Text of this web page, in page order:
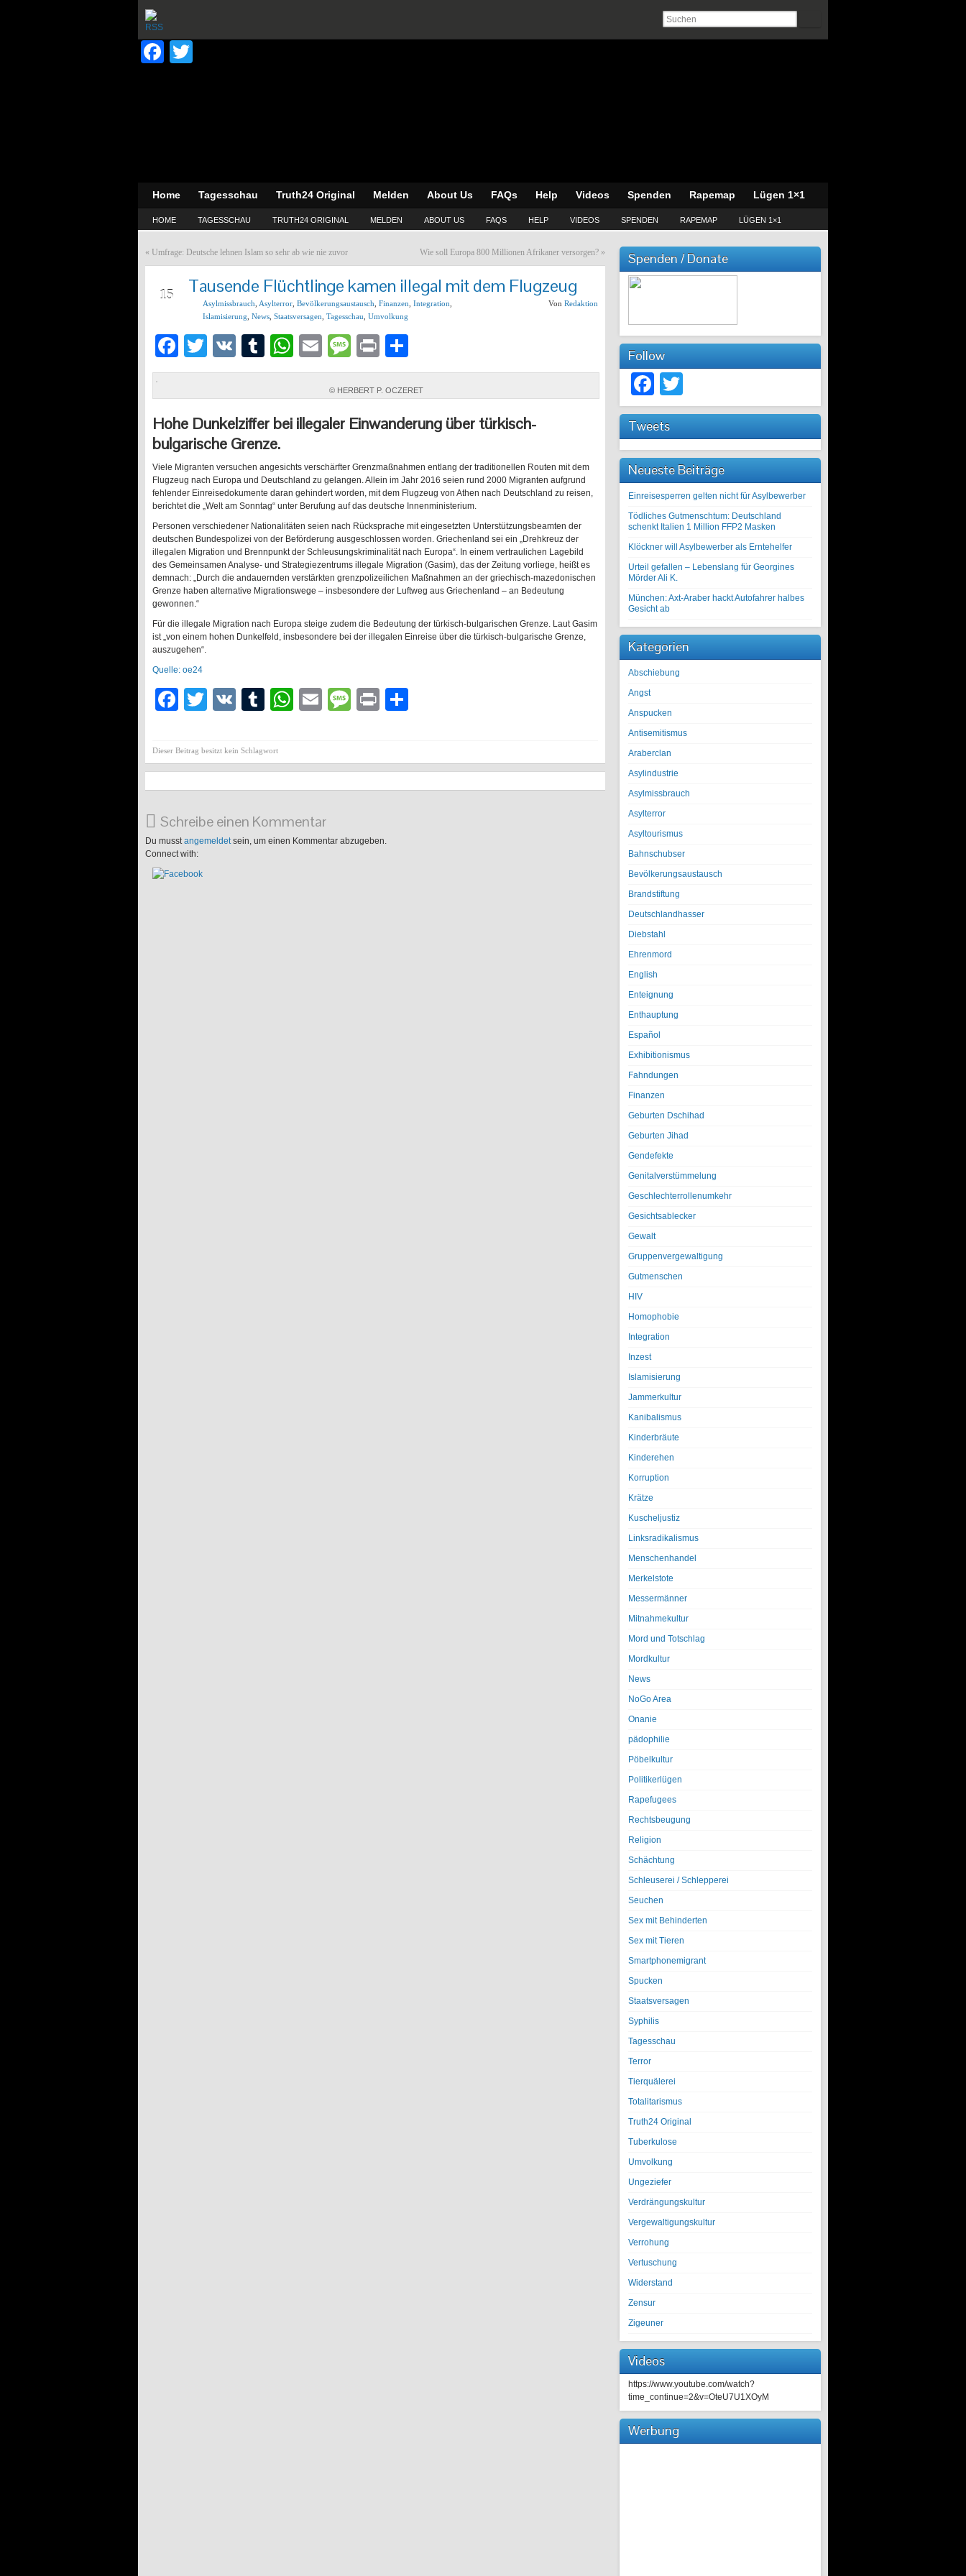
Facebook
Home Tagesschau Truth24 Original Melden About Us FAQs Help Videos Spenden Rapemap Lügen 1×1
HOME TAGESSCHAU TRUTH24 ORIGINAL MELDEN ABOUT US FAQS HELP VIDEOS SPENDEN RAPEMAP LÜGEN 1×1
« Umfrage: Deutsche lehnen Islam so sehr ab wie nie zuvor Wie soll Europa 800 Millionen Afrikaner versorgen? »
15 Tausende Flüchtlinge kamen illegal mit dem Flugzeug
Asylmissbrauch Asylterror Bevölkerungsaustausch Finanzen Integration
Islamisierung News Staatsversagen Tagesschau Umvolkung
Von Redaktion
Facebook
Twitter
VK Tumblr
WhatsApp
EmailMessage
Print
© HERBERT P. OCZERET
Hohe Dunkelziffer bei illegaler Einwanderung über türkisch-
bulgarische Grenze.
Viele Migranten versuchen angesichts verschärfter Grenzmaßnahmen entlang der traditionellen Routen mit dem
Flugzeug nach Europa und Deutschland zu gelangen. Allein im Jahr 2016 seien rund 2000 Migranten aufgrund
fehlender Einreisedokumente daran gehindert worden, mit dem Flugzeug von Athen nach Deutschland zu reisen,
berichtet die „Welt am Sonntag“ unter Berufung auf das deutsche Innenministerium.
Personen verschiedener Nationalitäten seien nach Rücksprache mit eingesetzten Unterstützungsbeamten der
deutschen Bundespolizei von der Beförderung ausgeschlossen worden. Griechenland sei ein „Drehkreuz der
illegalen Migration und Brennpunkt der Schleusungskriminalität nach Europa“. In einem vertraulichen Lagebild
des Gemeinsamen Analyse- und Strategiezentrums illegale Migration (Gasim), das der Zeitung vorliege, heißt es
demnach: „Durch die andauernden verstärkten grenzpolizeilichen Maßnahmen an der griechisch-mazedonischen
Grenze haben alternative Migrationswege – insbesondere der Luftweg aus Griechenland – an Bedeutung
gewonnen.“
Für die illegale Migration nach Europa steige zudem die Bedeutung der türkisch-bulgarischen Grenze. Laut Gasim
ist „von einem hohen Dunkelfeld, insbesondere bei der illegalen Einreise über die türkisch-bulgarische Grenze,
auszugehen“.
Quelle: oe24
Facebook
Twitter
VK Tumblr
WhatsApp
EmailMessage
Print
Dieser Beitrag besitzt kein Schlagwort
Schreibe einen Kommentar
Du musstangemeldetsein, um einen Kommentar abzugeben.
Connect with:
Spenden / Donate
Follow
Facebook
Tweets
Neueste Beiträge
Einreisesperren gelten nicht für Asylbewerber
Tödliches Gutmenschtum: Deutschland
schenkt Italien 1 Million FFP2 Masken
Klöckner will Asylbewerber als Erntehelfer
Urteil gefallen – Lebenslang für Georgines
Mörder Ali K.
München: Axt-Araber hackt Autofahrer halbes
Gesicht ab
Kategorien
Abschiebung
Angst
Anspucken
Antisemitismus
Araberclan
Asylindustrie
Asylmissbrauch
Asylterror
Asyltourismus
Bahnschubser
Bevölkerungsaustausch
Brandstiftung
Deutschlandhasser
Diebstahl
Ehrenmord
English
Enteignung
Enthauptung
Español
Exhibitionismus
Fahndungen
Finanzen
Geburten Dschihad
Geburten Jihad
Gendefekte
Genitalverstümmelung
Geschlechterrollenumkehr
Gesichtsablecker
Gewalt
Gruppenvergewaltigung
Gutmenschen
HIV
Homophobie
Integration
Inzest
Islamisierung
Jammerkultur
Kanibalismus
Kinderbräute
Kinderehen
Korruption
Krätze
Kuscheljustiz
Linksradikalismus
Menschenhandel
Merkelstote
Messermänner
Mitnahmekultur
Mord und Totschlag
Mordkultur
News
NoGo Area
Onanie
pädophilie
Pöbelkultur
Politikerlügen
Rapefugees
Rechtsbeugung
Religion
Schächtung
Schleuserei / Schlepperei
Seuchen
Sex mit Behinderten
Sex mit Tieren
Smartphonemigrant
Spucken
Staatsversagen
Syphilis
Tagesschau
Terror
Tierquälerei
Totalitarismus
Truth24 Original
Tuberkulose
Umvolkung
Ungeziefer
Verdrängungskultur
Vergewaltigungskultur
Verrohung
Vertuschung
Widerstand
Zensur
Zigeuner
Videos
https://www.youtube.com/watch?
time_continue=2&v=OteU7U1XOyM
Werbung